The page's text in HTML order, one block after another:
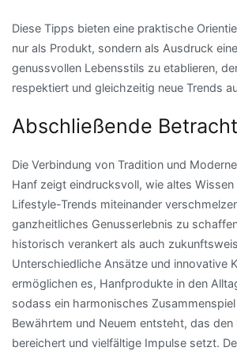
Diese Tipps bieten eine praktische
nur als Produkt, sondern als Ausdruck
genussvollen Lebensstils zu etablieren,
respektiert und gleichzeitig neue Trends
Abschließende
Die Verbindung von Tradition und
Hanf zeigt eindrucksvoll, wie altes Wissen
Lifestyle-Trends miteinander
ganzheitliches Genusserlebnis zu
historisch verankert als auch
Unterschiedliche Ansätze und innovative
ermöglichen es, Hanfprodukte in den
sodass ein harmonisches
Bewährtem und Neuem entsteht, das den
bereichert und vielfältige Impulse setzt.